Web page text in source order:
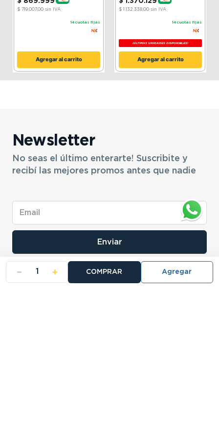
＋
－ COMPRAR
- 20 %
$ 719.007,00sin IVA
14 cuotas fijas
Agregar al carrito
15 %
$ 1.132.338,00sin IVA
14 cuotas fijas
¡ÚLTIMAS UNIDADES DISPONIBLES!
Agregar al carrito
Newsletter
No seas el último enterarte! Suscribite y
recibí las mejores promos antes que nadie
Enviar